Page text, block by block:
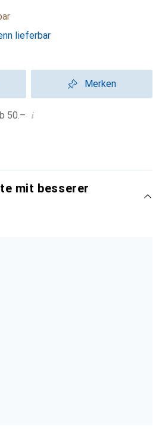
lieferbar
Merken
50.– i
mit besserer